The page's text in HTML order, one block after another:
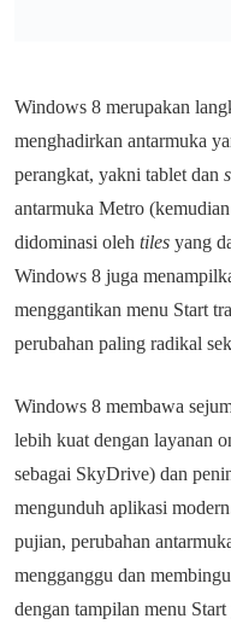
Windows 8 merupakan
menghadirkan antarmuka
perangkat, yakni tablet dan
antarmuka Metro
didominasi oleh tiles yang
Windows 8 juga
menggantikan menu Start
perubahan paling radikal
Windows 8 membawa
lebih kuat dengan layanan
sebagai SkyDrive) dan
mengunduh aplikasi
pujian, perubahan
mengganggu dan
dengan tampilan menu